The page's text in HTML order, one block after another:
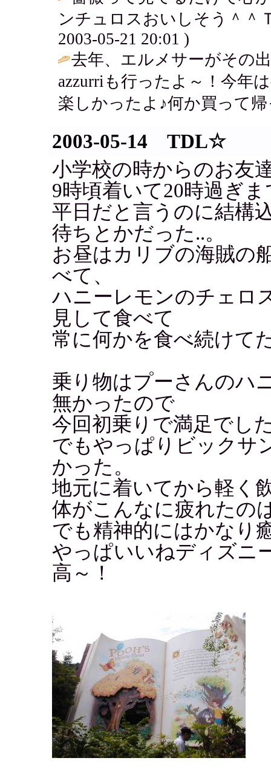
ンチュロスおいしそう＾＾
2003-05-21 20:01 )
去年、エルメサーがその
azzurriも行ったよ～！今年
楽しかったよ♪何か買って
2003-05-14 TDL☆
小学校の時からのお友
9時頃着いて20時過ぎ
平日だと言うのに結構
待ちとかだった..。
お昼はカリブの海賊の
べて、
ハニーレモンのチェロ
見して食べて
常に何かを食べ続けて
乗り物はプーさんのハ
無かったので
今回初乗りで満足でし
でもやっぱりビックサ
かった。
地元に着いてから軽く
体がこんなに疲れたの
でも精神的にはかなり
やっぱいいねディズニ
高～！